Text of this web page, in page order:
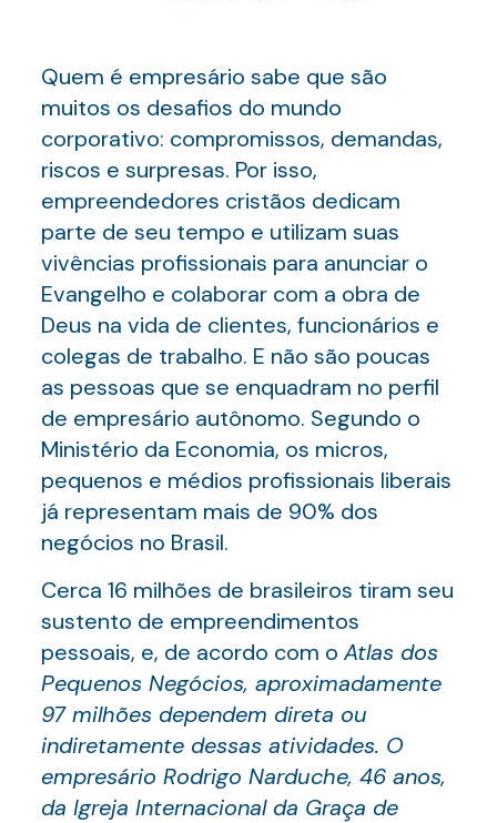
Quem é empresário sabe que são
muitos os desafios do mundo
corporativo: compromissos, demandas,
riscos e surpresas. Por isso,
empreendedores cristãos dedicam
parte de seu tempo e utilizam suas
vivências profissionais para anunciar o
Evangelho e colaborar com a obra de
Deus na vida de clientes, funcionários e
colegas de trabalho. E não são poucas
as pessoas que se enquadram no perfil
de empresário autônomo. Segundo o
Ministério da Economia, os micros,
pequenos e médios profissionais liberais
já representam mais de 90% dos
negócios no Brasil.
Cerca 16 milhões de brasileiros tiram seu
sustento de empreendimentos
pessoais, e, de acordo com o Atlas dos
Pequenos Negócios, aproximadamente
97 milhões dependem direta ou
indiretamente dessas atividades. O
empresário Rodrigo Narduche, 46 anos,
da Igreja Internacional da Graça de